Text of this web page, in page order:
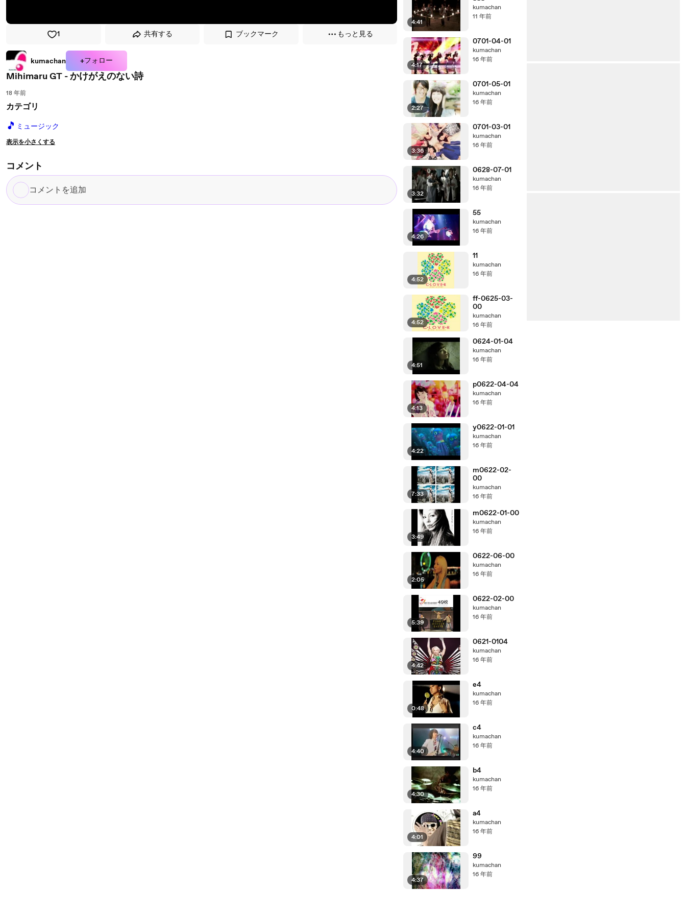
1 共有する ブックマーク もっと見る
kumachan +フォロー
Mihimaru GT - かけがえのない詩
18 年前
カテゴリ
🎵 ミュージック
表示を小さくする
コメント
コ
メ
4:41
kumachan
11 年前
4:17
0701-04-01
kumachan
16 年前
2:27
0701-05-01
kumachan
16 年前
3:36
0701-03-01
kumachan
16 年前
3:32
0628-07-01
kumachan
16 年前
4:26
55
kumachan
16 年前
4:52
11
kumachan
16 年前
4:52
ff-0625-03-
00
kumachan
16 年前
4:51
0624-01-04
kumachan
16 年前
4:13
p0622-04-04
kumachan
16 年前
4:22
y0622-01-01
kumachan
16 年前
7:33
m0622-02-
00
kumachan
16 年前
3:49
m0622-01-00
kumachan
16 年前
2:05
0622-06-00
kumachan
16 年前
5:39
0622-02-00
kumachan
16 年前
4:42
0621-0104
kumachan
16 年前
0:48
e4
kumachan
16 年前
4:40
c4
kumachan
16 年前
4:30
b4
kumachan
16 年前
4:01
a4
kumachan
16 年前
4:37
99
kumachan
16 年前